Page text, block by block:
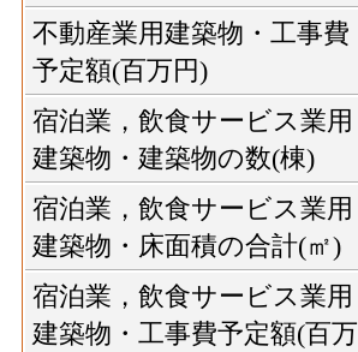
不動産業用建築物・工事費
予定額(百万円)
宿泊業，飲食サービス業用
建築物・建築物の数(棟)
宿泊業，飲食サービス業用
建築物・床面積の合計(㎡)
宿泊業，飲食サービス業用
建築物・工事費予定額(百万